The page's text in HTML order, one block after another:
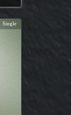
Single